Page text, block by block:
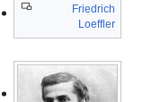
Friedrich
Loeffler